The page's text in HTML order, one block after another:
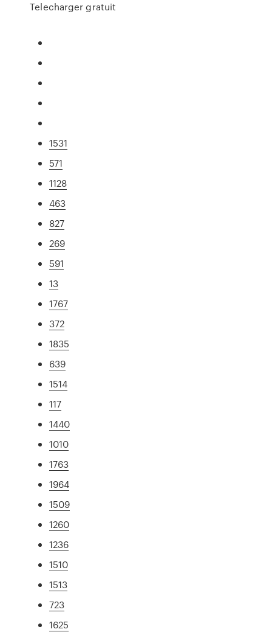
Telecharger gratuit
1531
571
1128
463
827
269
591
13
1767
372
1835
639
1514
117
1440
1010
1763
1964
1509
1260
1236
1510
1513
723
1625